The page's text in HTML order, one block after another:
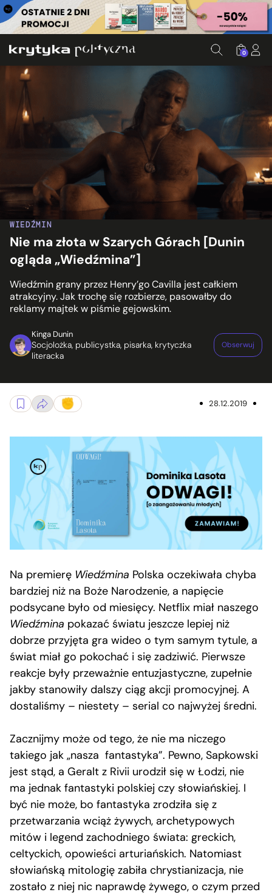
0
WIEDŹMIN
Nie ma złota w Szarych Górach [Dunin
ogląda „Wiedźmina”]
Wiedźmin grany przez Henry’go Cavilla jest całkiem
atrakcyjny. Jak trochę się rozbierze, pasowałby do
reklamy majtek w piśmie gejowskim.
Kinga Dunin
Socjolożka, publicystka, pisarka, krytyczka
literacka
Obserwuj
28.12.2019
Na premierę Wiedźmina Polska oczekiwała chyba
bardziej niż na Boże Narodzenie, a napięcie
podsycane było od miesięcy. Netflix miał naszego
Wiedźmina pokazać światu jeszcze lepiej niż
dobrze przyjęta gra wideo o tym samym tytule, a
świat miał go pokochać i się zadziwić. Pierwsze
reakcje były przeważnie entuzjastyczne, zupełnie
jakby stanowiły dalszy ciąg akcji promocyjnej. A
dostaliśmy – niestety – serial co najwyżej średni.
Zacznijmy może od tego, że nie ma niczego
takiego jak „nasza fantastyka”. Pewno, Sapkowski
jest stąd, a Geralt z Rivii urodził się w Łodzi, nie
ma jednak fantastyki polskiej czy słowiańskiej. I
być nie może, bo fantastyka zrodziła się z
przetwarzania wciąż żywych, archetypowych
mitów i legend zachodniego świata: greckich,
celtyckich, opowieści arturiańskich. Natomiast
słowiańską mitologię zabiła chrystianizacja, nie
zostało z niej nic naprawdę żywego, o czym przed